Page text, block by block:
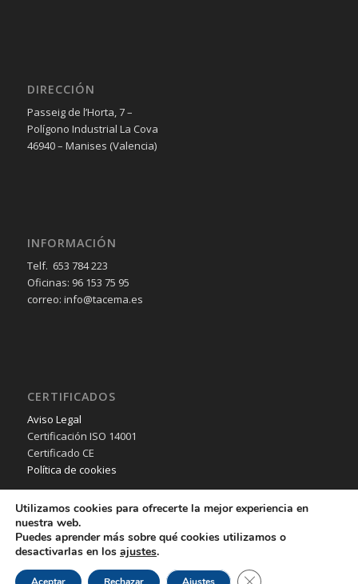
DIRECCIÓN
Passeig de l’Horta, 7 –
Polígono Industrial La Cova
46940 – Manises (Valencia)
INFORMACIÓN
Telf. 653 784 223
Oficinas: 96 153 75 95
correo: info@tacema.es
CERTIFICADOS
Aviso Legal
Certificación ISO 14001
Certificado CE
Política de cookies
© Copyright - TACEMA SL - 2018 - Desarrollo Web porB2B activa
Utilizamos cookies para ofrecerte la mejor experiencia en
nuestra web.
Puedes aprender más sobre qué cookies utilizamos o
desactivarlas en los ajustes.
Cerrar el banner de